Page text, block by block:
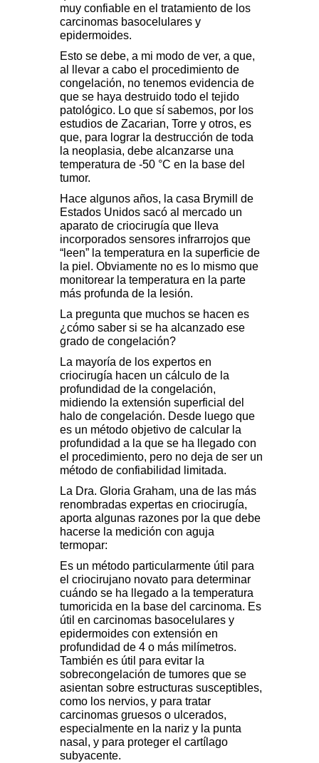
muy confiable en el tratamiento de los
carcinomas basocelulares y
epidermoides.
Esto se debe, a mi modo de ver, a que,
al llevar a cabo el procedimiento de
congelación, no tenemos evidencia de
que se haya destruido todo el tejido
patológico. Lo que sí sabemos, por los
estudios de Zacarian, Torre y otros, es
que, para lograr la destrucción de toda
la neoplasia, debe alcanzarse una
temperatura de -50 °C en la base del
tumor.
Hace algunos años, la casa Brymill de
Estados Unidos sacó al mercado un
aparato de criocirugía que lleva
incorporados sensores infrarrojos que
“leen” la temperatura en la superficie de
la piel. Obviamente no es lo mismo que
monitorear la temperatura en la parte
más profunda de la lesión.
La pregunta que muchos se hacen es
¿cómo saber si se ha alcanzado ese
grado de congelación?
La mayoría de los expertos en
criocirugía hacen un cálculo de la
profundidad de la congelación,
midiendo la extensión superficial del
halo de congelación. Desde luego que
es un método objetivo de calcular la
profundidad a la que se ha llegado con
el procedimiento, pero no deja de ser un
método de confiabilidad limitada.
La Dra. Gloria Graham, una de las más
renombradas expertas en criocirugía,
aporta algunas razones por la que debe
hacerse la medición con aguja
termopar:
Es un método particularmente útil para
el criocirujano novato para determinar
cuándo se ha llegado a la temperatura
tumoricida en la base del carcinoma. Es
útil en carcinomas basocelulares y
epidermoides con extensión en
profundidad de 4 o más milímetros.
También es útil para evitar la
sobrecongelación de tumores que se
asientan sobre estructuras susceptibles,
como los nervios, y para tratar
carcinomas gruesos o ulcerados,
especialmente en la nariz y la punta
nasal, y para proteger el cartílago
subyacente.